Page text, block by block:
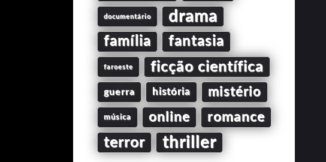
documentário drama
família fantasia
faroeste ficção científica
guerra história mistério
música online romance
terror thriller